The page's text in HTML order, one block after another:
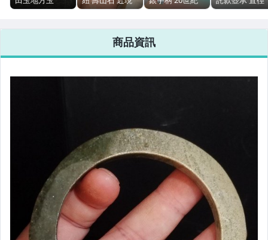
11.4cm 338.8g
代 122.8g 蘿蔔
上半葉 18.8cm
15.3cm
商品資訊